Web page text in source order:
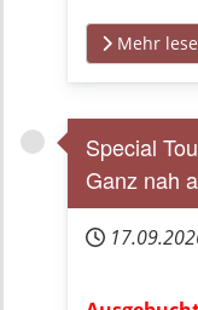
Mehr
Special
Ganz nah